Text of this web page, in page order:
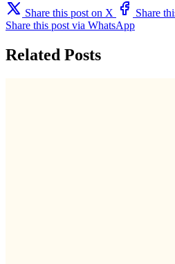
Share this post on X
Share
Share this post via WhatsApp
Related Posts